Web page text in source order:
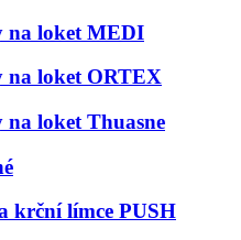
na loket MEDI
na loket ORTEX
na loket Thuasne
krční límce PUSH